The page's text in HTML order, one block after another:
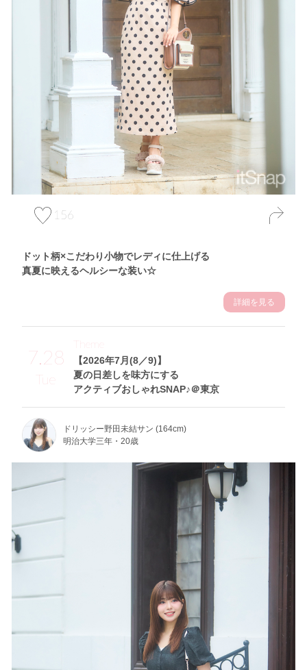
156
ドット柄×こだわり小物でレディに仕上げる
真夏に映えるヘルシーな装い☆
詳細を見る
7.28
Tue
【2026年7月(8／9)】
夏の日差しを味方にする
アクティブおしゃれSNAP♪＠東京
Theme
ドリッシー野田未結サン (164cm)
明治大学三年・20歳